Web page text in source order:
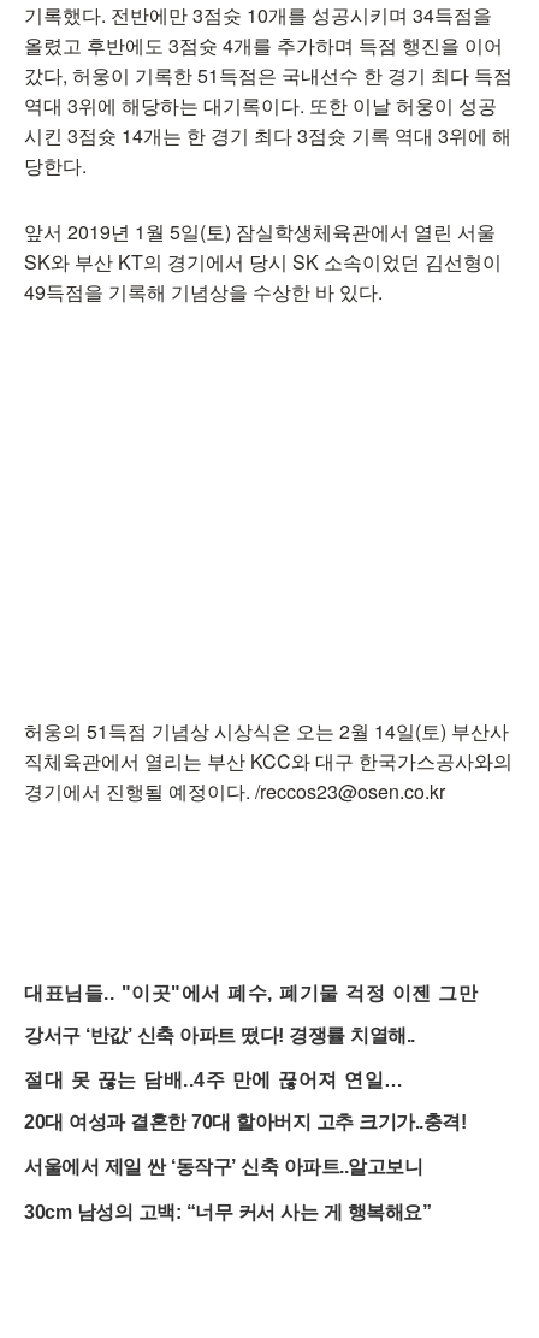
기록했다. 전반에만 3점슛 10개를 성공시키며 34득점을
올렸고 후반에도 3점슛 4개를 추가하며 득점 행진을 이어
갔다, 허웅이 기록한 51득점은 국내선수 한 경기 최다 득점
역대 3위에 해당하는 대기록이다. 또한 이날 허웅이 성공
시킨 3점슛 14개는 한 경기 최다 3점슛 기록 역대 3위에 해
당한다.
앞서 2019년 1월 5일(토) 잠실학생체육관에서 열린 서울
SK와 부산 KT의 경기에서 당시 SK 소속이었던 김선형이
49득점을 기록해 기념상을 수상한 바 있다.
허웅의 51득점 기념상 시상식은 오는 2월 14일(토) 부산사
직체육관에서 열리는 부산 KCC와 대구 한국가스공사와의
경기에서 진행될 예정이다. /reccos23@osen.co.kr